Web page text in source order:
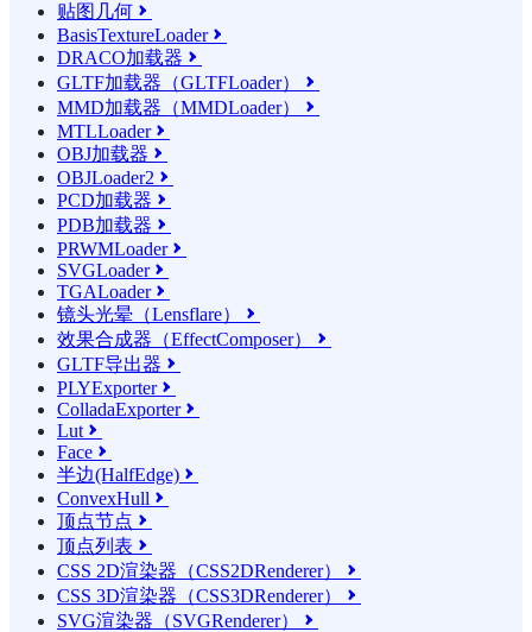
贴图几何 
BasisTextureLoader
DRACO加载器 
GLTF加载器（GLTFLoader） 
MMD加载器（MMDLoader） 
MTLLoader
OBJ加载器 
OBJLoader2 
PCD加载器 
PDB加载器 
PRWMLoader
SVGLoader
TGALoader
镜头光晕（Lensflare） 
效果合成器（EffectComposer） 
GLTF导出器 
PLYExporter
ColladaExporter
Lut 
Face 
半边(HalfEdge) 
ConvexHull 
顶点节点 
顶点列表 
CSS 2D渲染器（CSS2DRenderer） 
CSS 3D渲染器（CSS3DRenderer） 
SVG渲染器（SVGRenderer） 